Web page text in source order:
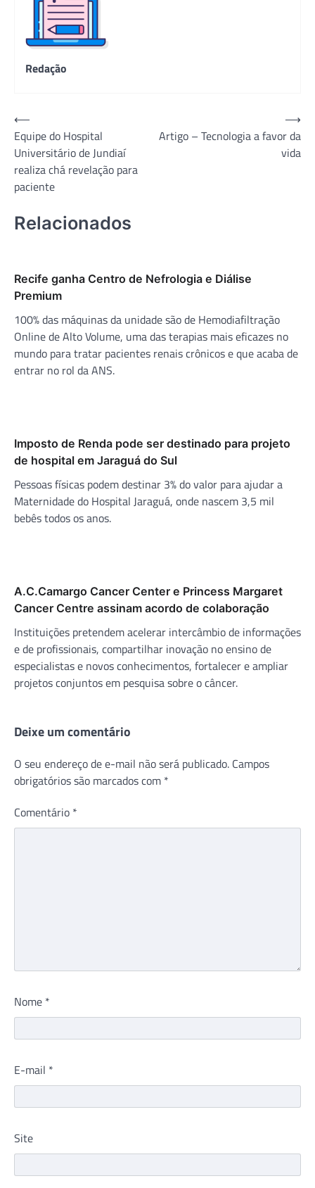
Redação
Navegação
de
Post
⟵
Equipe do Hospital
Universitário de Jundiaí
realiza chá revelação para
paciente
Artigo – Tecnologia a favor da
vida
⟶
Relacionados
Recife ganha Centro de Nefrologia e Diálise
Premium
100% das máquinas da unidade são de Hemodiafiltração
Online de Alto Volume, uma das terapias mais eficazes no
mundo para tratar pacientes renais crônicos e que acaba de
entrar no rol da ANS.
Imposto de Renda pode ser destinado para projeto
de hospital em Jaraguá do Sul
Pessoas físicas podem destinar 3% do valor para ajudar a
Maternidade do Hospital Jaraguá, onde nascem 3,5 mil
bebês todos os anos.
A.C.Camargo Cancer Center e Princess Margaret
Cancer Centre assinam acordo de colaboração
Instituições pretendem acelerar intercâmbio de informações
e de profissionais, compartilhar inovação no ensino de
especialistas e novos conhecimentos, fortalecer e ampliar
projetos conjuntos em pesquisa sobre o câncer.
Deixe um comentário
O seu endereço de e-mail não será publicado. Campos
obrigatórios são marcados com *
Comentário *
Nome *
E-mail *
Site